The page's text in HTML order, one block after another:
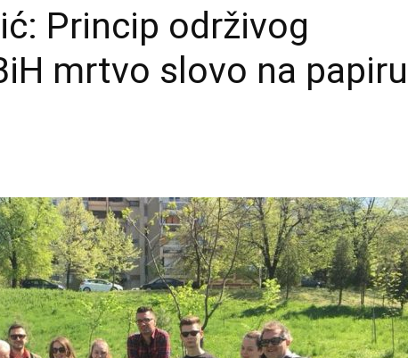
Princip održivog
mrtvo slovo na papiru